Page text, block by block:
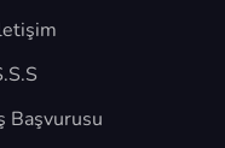
Başvurusu